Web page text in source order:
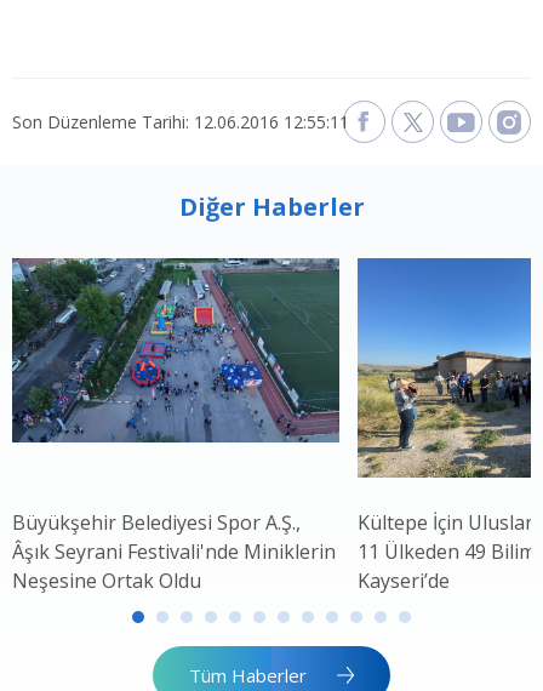
Son Düzenleme Tarihi: 12.06.2016 12:55:11
Diğer Haberler
Büyükşehir Belediyesi Spor A.Ş.,
Âşık Seyrani Festivali'nde Miniklerin
Neşesine Ortak Oldu
Kültepe İçin
11 Ülkeden 49 Bilim
Kayseri’de
Tüm Haberler